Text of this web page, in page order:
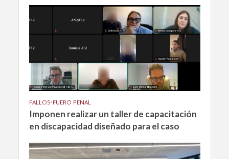
FALLOS•FUERO PENAL
Imponen realizar un taller de capacitación
en discapacidad diseñado para el caso